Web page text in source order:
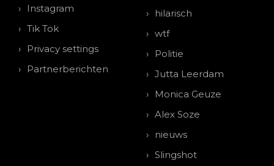
Instagram
Tik Tok
Privacy settings
Partnerberichten
hilarisch
wtf
Politie
Jutta Leerdam
Monica Geuze
Alex Soze
nieuws
Slingshot